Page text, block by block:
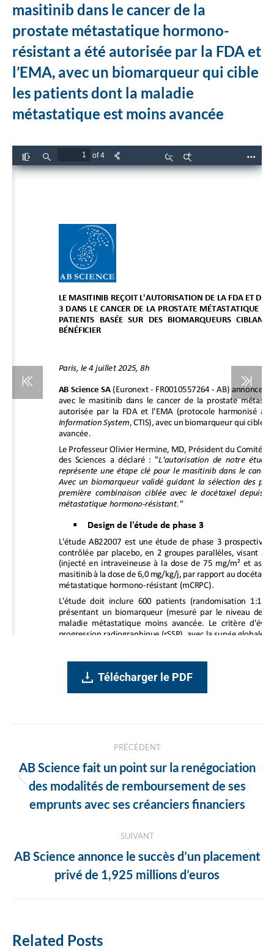
masitinib dans le cancer de la
prostate métastatique hormono-
résistant a été autorisée par la FDA et
l’EMA, avec un biomarqueur qui cible
les patients dont la maladie
métastatique est moins avancée
Télécharger le PDF
des
articles
PRÉCÉDENT
Article
précédent
AB Science fait un point sur la renégociation
des modalités de remboursement de ses
emprunts avec ses créanciers financiers
SUIVANT
Article
suivant
AB Science annonce le succès d’un placement
privé de 1,925 millions d’euros
Related Posts